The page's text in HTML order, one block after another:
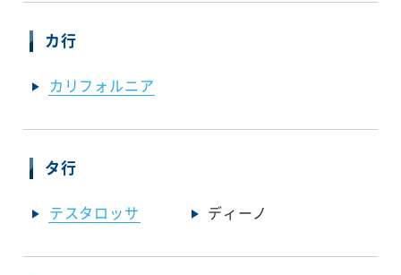
カ行
カリフォルニア
タ行
テスタロッサ ディーノ